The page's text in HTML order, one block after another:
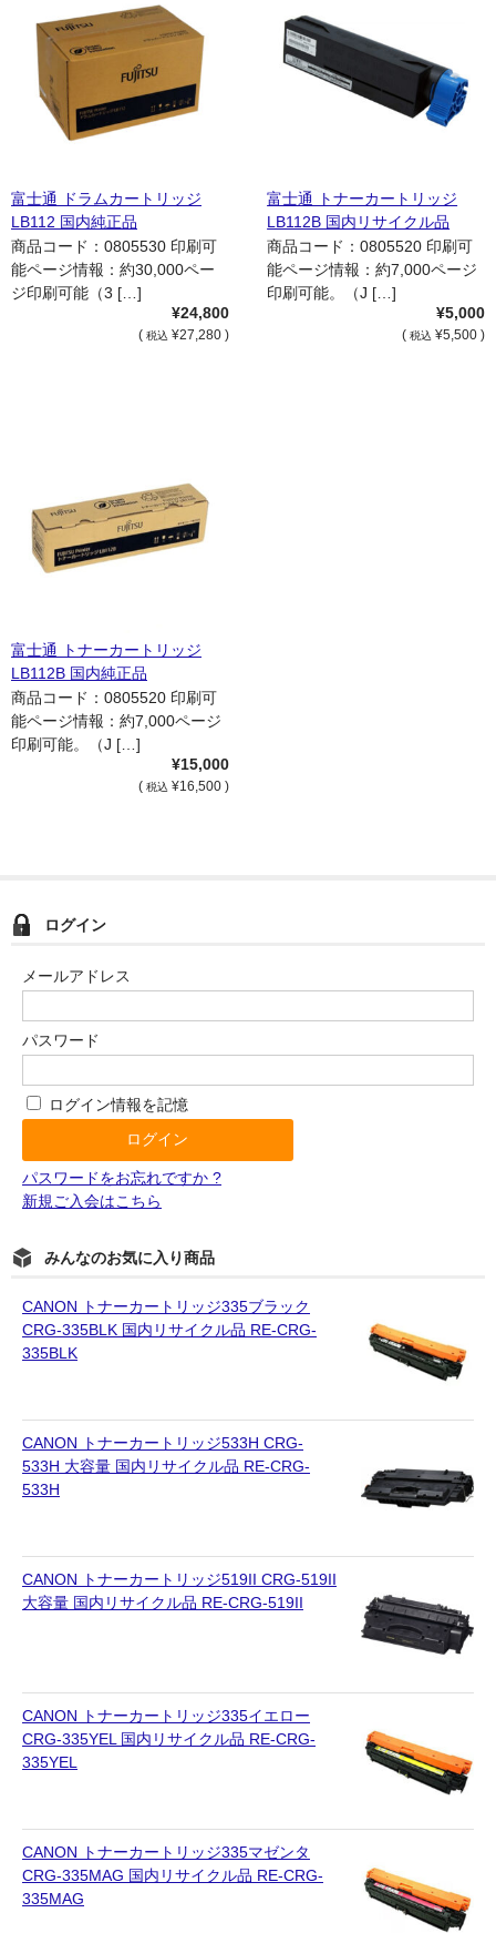
富士通 ドラムカートリッジ
LB112 国内純正品
商品コード：0805530 印刷可
能ページ情報：約30,000ペー
ジ印刷可能（3 […]
¥24,800
( 税込 ¥27,280 )
富士通 トナーカートリッジ
LB112B 国内リサイクル品
商品コード：0805520 印刷可
能ページ情報：約7,000ページ
印刷可能。（J […]
¥5,000
( 税込 ¥5,500 )
富士通 トナーカートリッジ
LB112B 国内純正品
商品コード：0805520 印刷可
能ページ情報：約7,000ページ
印刷可能。（J […]
¥15,000
( 税込 ¥16,500 )
ログイン
メールアドレス
パスワード
ログイン情報を記憶
パスワードをお忘れですか ?
新規ご入会はこちら
みんなのお気に入り商品
CANON トナーカートリッジ335ブラック
CRG-335BLK 国内リサイクル品 RE-CRG-
335BLK
CANON トナーカートリッジ533H CRG-
533H 大容量 国内リサイクル品 RE-CRG-
533H
CANON トナーカートリッジ519II CRG-519II
大容量 国内リサイクル品 RE-CRG-519II
CANON トナーカートリッジ335イエロー
CRG-335YEL 国内リサイクル品 RE-CRG-
335YEL
CANON トナーカートリッジ335マゼンタ
CRG-335MAG 国内リサイクル品 RE-CRG-
335MAG